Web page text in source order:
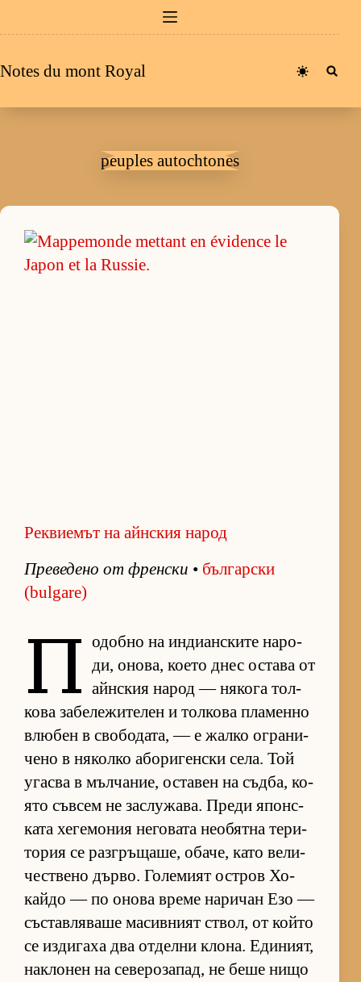
au
Notes du mont Royal
peuples autochtones
Реквиемът на айнския народ
Пре­ве­дено от френ­ски • бъл­гар­ски
(bulgare)
П о­добно на ин­ди­ан­с­ките на­ро­
ди, оно­ва, ко­ето днес ос­тава от
айн­с­кия на­род — ня­кога тол­
кова за­бе­ле­жи­те­лен и тол­кова пла­менно
влю­бен в сво­бо­да­та, — е жалко ог­ра­ни­
чено в ня­колко або­ри­ген­ски се­ла. Той
угасва в мъл­ча­ние, ос­та­вен на съд­ба, ко­
ято съв­сем не зас­лу­жа­ва. Преди япон­с­
ката хе­ге­мо­ния не­го­вата не­о­бятна те­ри­
то­рия се раз­г­ръ­ща­ше, оба­че, като ве­ли­
чес­т­вено дър­во. Го­ле­мият ос­т­ров Хо­
кайдо — по онова време на­ри­чан Езо —
със­тав­ля­ваше ма­сив­ният ствол, от който
се из­ди­гаха два от­делни кло­на. Еди­ни­ят,
нак­ло­нен на се­ве­ро­за­пад, не беше нищо